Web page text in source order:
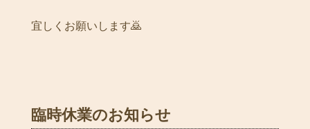
宜しくお願いします🙇
臨時休業のお知らせ